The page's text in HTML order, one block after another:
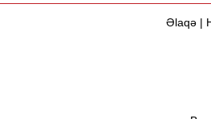
Əlaqə|